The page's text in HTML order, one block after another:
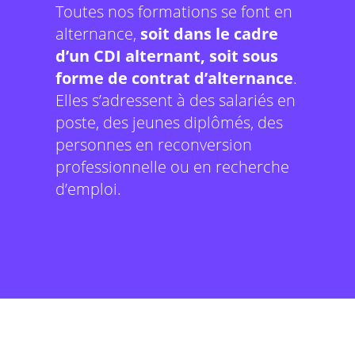
Toutes nos formations se font en
alternance, soit dans le cadre
d’un CDI alternant, soit sous
forme de contrat d’alternance.
Elles s’adressent à des salariés en
poste, des jeunes diplômés, des
personnes en reconversion
professionnelle ou en recherche
d’emploi.